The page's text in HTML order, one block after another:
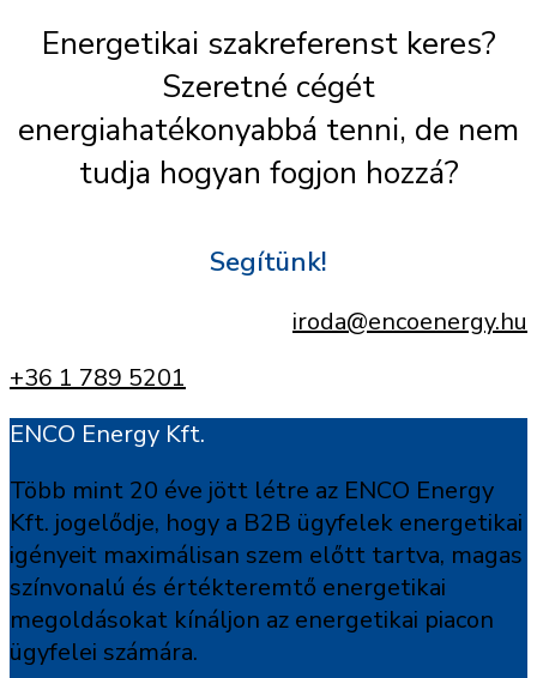
Energetikai szakreferenst keres?
Szeretné cégét
energiahatékonyabbá tenni, de nem
tudja hogyan fogjon hozzá?
Segítünk!
iroda@encoenergy.hu
+36 1 789 5201
ENCO Energy Kft.
Több mint 20 éve jött létre az ENCO Energy
Kft. jogelődje, hogy a B2B ügyfelek energetikai
igényeit maximálisan szem előtt tartva, magas
színvonalú és értékteremtő energetikai
megoldásokat kínáljon az energetikai piacon
ügyfelei számára.